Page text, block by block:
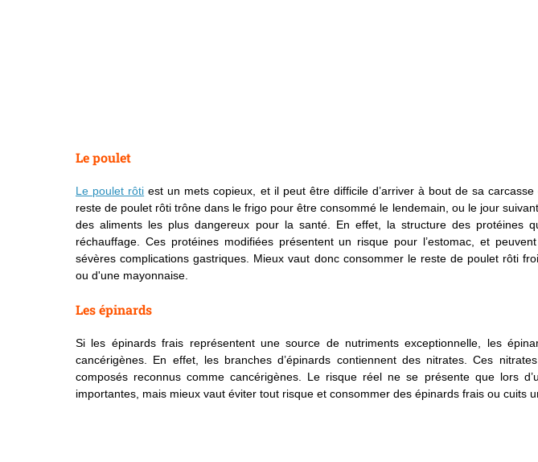
Le poulet
Le poulet rôti est un mets copieux, et il peut être difficile d’arriver à bout de sa
reste de poulet rôti trône dans le frigo pour être consommé le lendemain, ou le jour
des aliments les plus dangereux pour la santé. En effet, la structure des protéines
réchauffage. Ces protéines modifiées présentent un risque pour l’estomac, et
sévères complications gastriques. Mieux vaut donc consommer le reste de poulet rôti
ou d'une mayonnaise.
Les épinards
Si les épinards frais représentent une source de nutriments exceptionnelle, les
cancérigènes. En effet, les branches d’épinards contiennent des nitrates. Ces
composés reconnus comme cancérigènes. Le risque réel ne se présente que lors
importantes, mais mieux vaut éviter tout risque et consommer des épinards frais ou cuits